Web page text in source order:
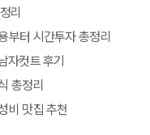
리
부터 시간투자 총정리
자컷트 후기
총정리
비 맛집 추천